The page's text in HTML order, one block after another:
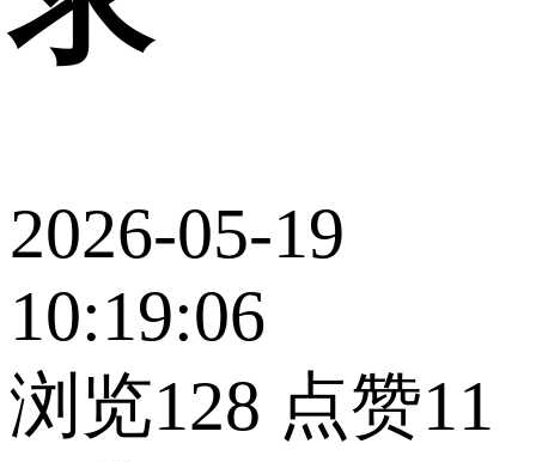
2026-05-19
10:19:06
浏览128 点赞11